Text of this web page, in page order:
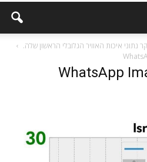
WhatsApp